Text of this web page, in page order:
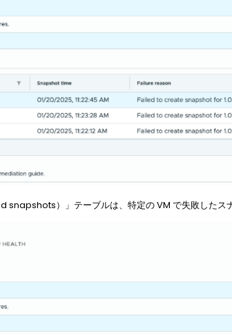
snapshots）」テーブルは、特定の VM で失敗したス